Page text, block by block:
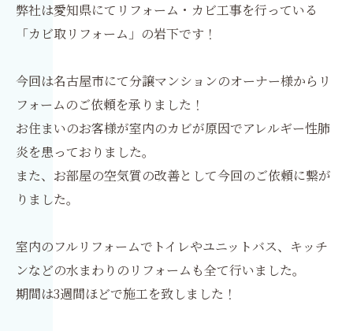
弊社は愛知県にてリフォーム・カビ工事を行っている
「カビ取リフォーム」の岩下です！
今回は名古屋市にて分譲マンションのオーナー様からリ
フォームのご依頼を承りました！
お住まいのお客様が室内のカビが原因でアレルギー性肺
炎を患っておりました。
また、お部屋の空気質の改善として今回のご依頼に繋が
りました。
室内のフルリフォームでトイレやユニットバス、キッチ
ンなどの水まわりのリフォームも全て行いました。
期間は3週間ほどで施工を致しました！